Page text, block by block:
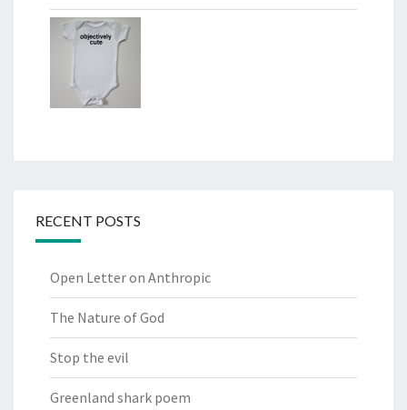
RECENT POSTS
Open Letter on Anthropic
The Nature of God
Stop the evil
Greenland shark poem